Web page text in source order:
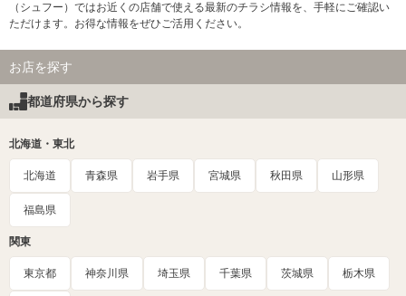
（シュフー）ではお近くの店舗で使える最新のチラシ情報を、手軽にご確認い
ただけます。お得な情報をぜひご活用ください。
お店を探す
都道府県から探す
北海道・東北
北海道 青森県 岩手県 宮城県 秋田県 山形県
福島県
関東
東京都 神奈川県 埼玉県 千葉県 茨城県 栃木県